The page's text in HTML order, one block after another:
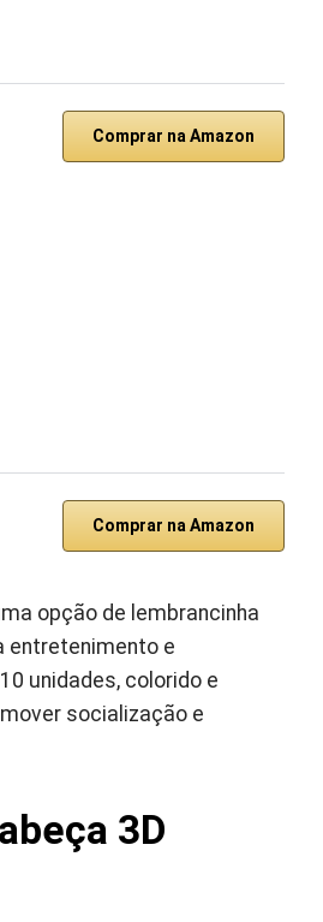
Comprar na Amazon
Comprar na Amazon
opção de lembrancinha
entretenimento e
unidades, colorido e
socialização e
3D